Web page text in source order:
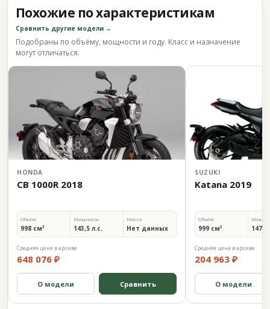
Похожие по характеристикам
Сравнить другие модели →
Подобраны по объёму, мощности и году. Класс и назначение
могут отличаться.
HONDA
CB 1000R 2018
Объём
998 см³
Мощность
143,5 л.с.
Масса
Нет данных
Средняя цена в архиве
648 076 ₽
О модели Сравнить
SUZUKI
Katana 2019
Объём
999 см³ 147,5
Средняя цена в архиве
204 963 ₽
О модели